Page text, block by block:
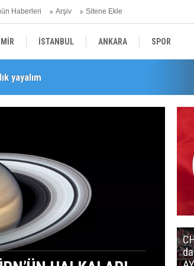
Haberleri Arşiv Sitene Ekle
İSTANBUL ANKARA SPOR
yayalım
anıldı
BİLİM DÜNYASI